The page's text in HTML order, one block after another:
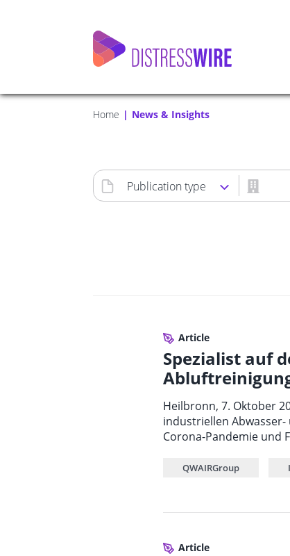
Home News & Insights
Publication type
Article
Spezialist auf
Heilbronn, 7. Oktober
industriellen
Corona-Pandemie und
QWAIRGroup
Article